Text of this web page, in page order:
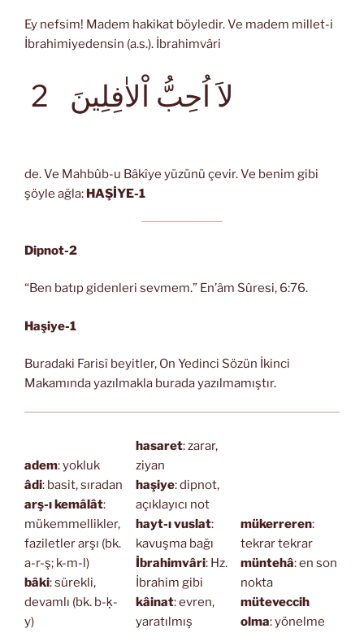
Ey nefsim! Madem hakikat böyledir. Ve madem millet-i
İbrahimiyedensin (a.s.). İbrahimvâri
لاَ اُحِبُّ اْلاٰفِلِينَ
de. Ve Mahbûb-u Bâkîye yüzünü çevir. Ve benim gibi
şöyle ağla: HAŞİYE-1
Dipnot-2
“Ben batıp gidenleri sevmem.” En’âm Sûresi, 6:76.
Haşiye-1
Buradaki Farisî beyitler, On Yedinci Sözün İkinci
Makamında yazılmakla burada yazılmamıştır.
adem: yokluk
âdi: basit, sıradan
arş-ı kemâlât:
mükemmellikler,
faziletler arşı (bk.
a-r-ş; k-m-l)
bâki: sürekli,
devamlı (bk. b-ḳ-
y)
hasaret: zarar,
ziyan
haşiye: dipnot,
açıklayıcı not
hayt-ı vuslat:
kavuşma bağı
İbrahimvâri: Hz.
İbrahim gibi
kâinat: evren,
yaratılmış
mükerreren:
tekrar tekrar
müntehâ: en son
nokta
müteveccih
olma: yönelme